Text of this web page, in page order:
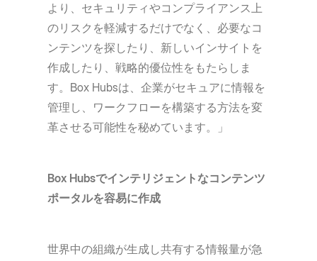
より、セキュリティやコンプライアンス上
のリスクを軽減するだけでなく、必要なコ
ンテンツを探したり、新しいインサイトを
作成したり、戦略的優位性をもたらしま
す。Box Hubsは、企業がセキュアに情報を
管理し、ワークフローを構築する方法を変
革させる可能性を秘めています。」
Box Hubsでインテリジェントなコンテンツ
ポータルを容易に作成
世界中の組織が生成し共有する情報量が急